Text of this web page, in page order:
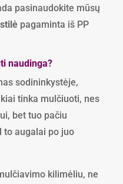
pasinaudokite mūsų
pagaminta iš PP
naudinga?
sodininkystėje,
tinka mulčiuoti, nes
bet tuo pačiu
to augalai po juo
kilimėliu, ne